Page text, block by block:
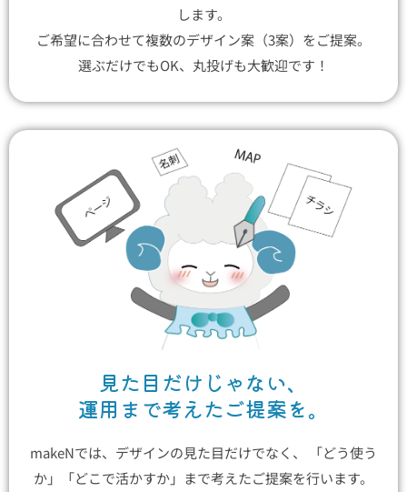
します。
ご希望に合わせて複数のデザイン案（3案）をご提案。
選ぶだけでもOK、丸投げも大歓迎です！
見た目だけじゃない、
運用まで考えたご提案を。
makeNでは、デザインの見た目だけでなく、 「どう使う
か」「どこで活かすか」まで考えたご提案を行います。